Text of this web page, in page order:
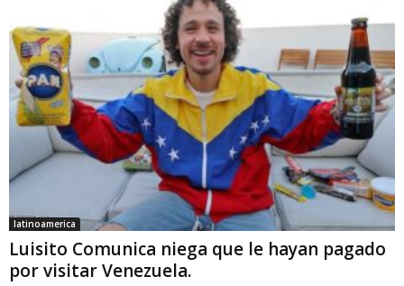
latinoamerica
Luisito Comunica niega que le hayan pagado
por visitar Venezuela.